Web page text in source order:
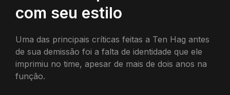
com seu estilo
Uma das principais críticas feitas a Ten Hag antes
de sua demissão foi a falta de identidade que ele
imprimiu no time, apesar de mais de dois anos na
função.